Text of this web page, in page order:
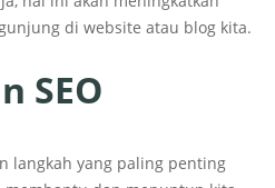
di website atau blog kita.
SEO
langkah yang paling penting